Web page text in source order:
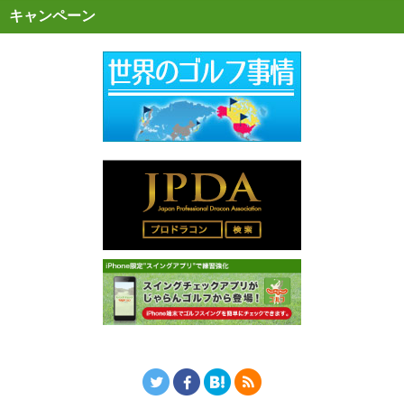
キャンペーン
Twitter Facebookはてなブックマーク